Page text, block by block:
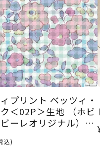
プリント ベッツィ・
＜02P＞生地 （ホビ
ーレオリジナル）20
込)